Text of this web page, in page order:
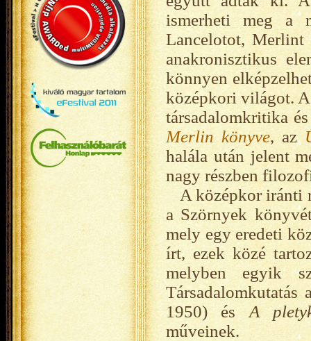
ismerheti meg a
Lancelotot, Merlint
anakronisztikus
könnyen
középkori világot.
társadalomkritika
Merlin könyve, az
halála után jelent
nagy részben
A középkor iránti
a Szörnyek
mely egy eredeti
írt, ezek közé
melyben egyik
Társadalomkutatás
1950) és A
műveinek.